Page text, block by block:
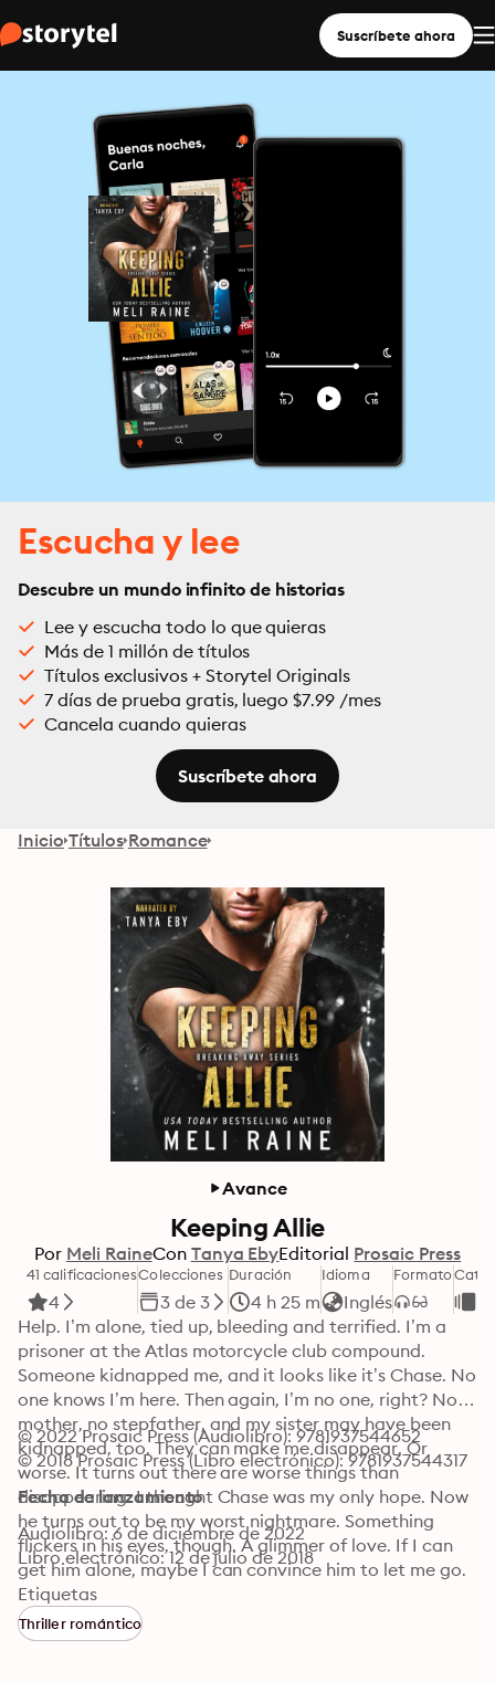
Suscríbete ahora
Escucha y lee
Descubre un mundo infinito de historias
Lee y escucha todo lo que quieras
Más de 1 millón de títulos
Títulos exclusivos + Storytel Originals
7 días de prueba gratis, luego $7.99 /mes
Cancela cuando quieras
Suscríbete ahora
Inicio Títulos Romance
Avance
Keeping Allie
Por Meli RaineCon Tanya EbyEditorial Prosaic Press
41 calificaciones
4
Colecciones
3 de 3
Duración
4 h 25 m
Idioma
Inglés
Formato
Help. I’m alone, tied up, bleeding and terrified. I’m a
prisoner at the Atlas motorcycle club compound.
Someone kidnapped me, and it looks like it’s Chase. No
one knows I’m here. Then again, I’m no one, right? No
mother, no stepfather, and my sister may have been
kidnapped, too. They can make me disappear. Or
worse. It turns out there are worse things than
disappearing. I thought Chase was my only hope. Now
he turns out to be my worst nightmare. Something
flickers in his eyes, though. A glimmer of love. If I can
get him alone, maybe I can convince him to let me go.
To let me live. To let me go back to a time when I
thought he was a good guy. Only Chase has the power
to make that happen. Everything I am is in his hands
© 2022 Prosaic Press (Audiolibro): 9781937544652
© 2018 Prosaic Press (Libro electrónico): 9781937544317
Fecha de lanzamiento
Audiolibro: 6 de diciembre de 2022
Libro electrónico: 12 de julio de 2018
Etiquetas
Thriller romántico